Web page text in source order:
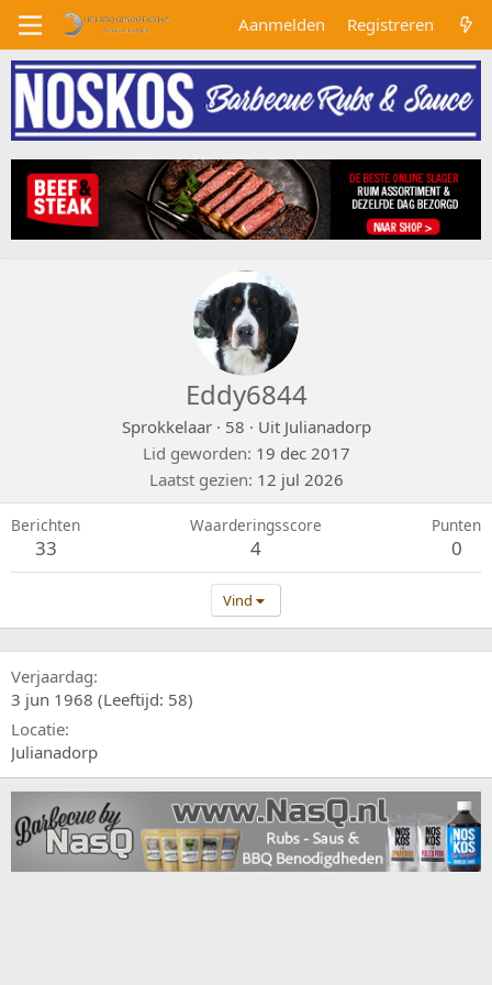
Aanmelden Registreren
Eddy6844
Sprokkelaar · 58 · Uit Julianadorp
Lid geworden 19 dec 2017
Laatst gezien 12 jul 2026
Berichten
33
Waarderingsscore
4
Punten
0
Vind
Verjaardag
3 jun 1968 (Leeftijd: 58)
Locatie
Julianadorp